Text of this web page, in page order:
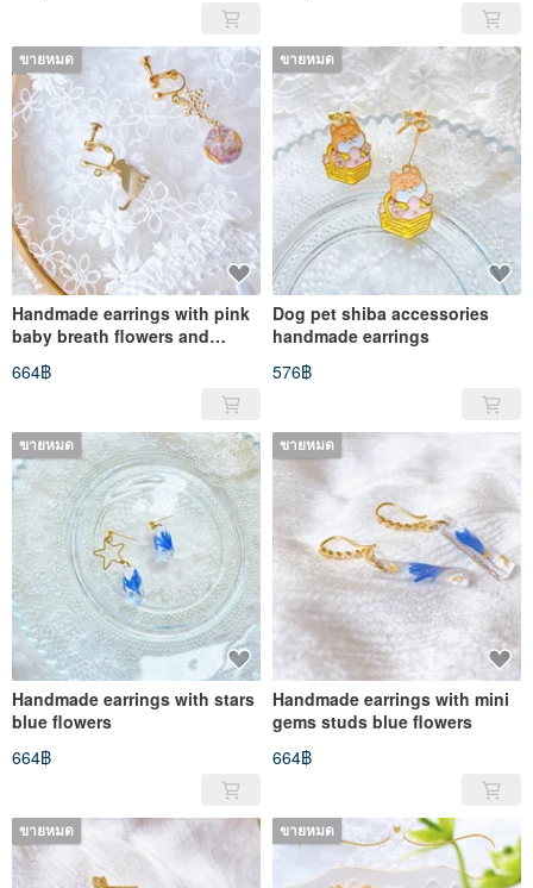
ขายหมด
Handmade earrings with pink
baby breath flowers and
snowflake charm
664฿
ขายหมด
Dog pet shiba accessories
handmade earrings
576฿
ขายหมด
Handmade earrings with stars
blue flowers
664฿
ขายหมด
Handmade earrings with mini
gems studs blue flowers
664฿
ขายหมด ขายหมด